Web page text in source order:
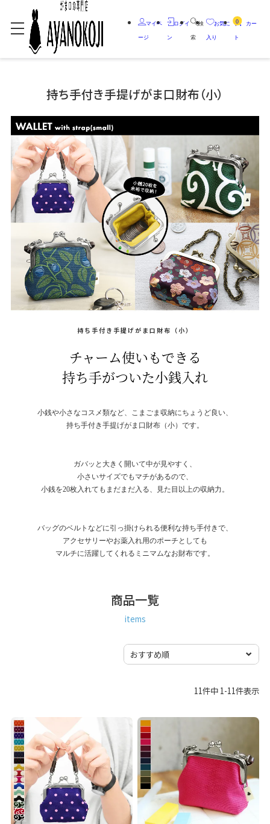
マイペ
ージ
ログイ
ン
検
索
お気に
入り
0 カー
ト
持ち手付き手提げがま口財布（小）
持ち手付き手提げがま口財布（小）
チャーム使いもできる
持ち手がついた小銭入れ
小銭や小さなコスメ類など、こまごま収納にちょうど良い、
持ち手付き手提げがま口財布（小）です。
ガバッと大きく開いて中が見やすく、
小さいサイズでもマチがあるので、
小銭を20枚入れてもまだまだ入る、見た目以上の収納力。
バッグのベルトなどに引っ掛けられる便利な持ち手付きで、
アクセサリーやお薬入れ用のポーチとしても
マルチに活躍してくれるミニマムなお財布です。
商品一覧
items
11件中 1-11件表示